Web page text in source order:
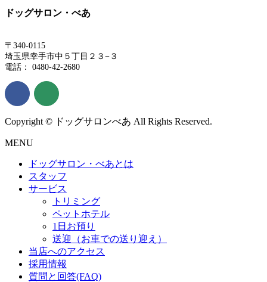
ドッグサロン・べあ
〒340-0115
埼玉県幸手市中５丁目２３−３
電話： 0480-42-2680
Copyright © ドッグサロンべあ All Rights Reserved.
MENU
ドッグサロン・べあとは
スタッフ
サービス
トリミング
ペットホテル
1日お預り
送迎（お車での送り迎え）
当店へのアクセス
採用情報
質問と回答(FAQ)